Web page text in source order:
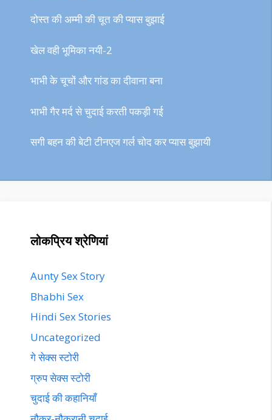
दोस्त की अम्मी की चूत की प्यास बुझाई
खेल वही भूमिका नयी-2
भाभी के चूचों और गांड का दीवाना बना
भाभी गैर मर्द से चुदाई करती पकड़ी गई
सगी बहन की बेटी टीनएज गर्ल चोद कर प्यास बुझायी
लोकप्रिय श्रेणियां
Aunty Sex Story
Bhabhi Sex
Hindi Sex Stories
Uncategorized
गे सेक्स स्टोरी
ग्रुप सेक्स स्टोरी
चुदाई की कहानियाँ